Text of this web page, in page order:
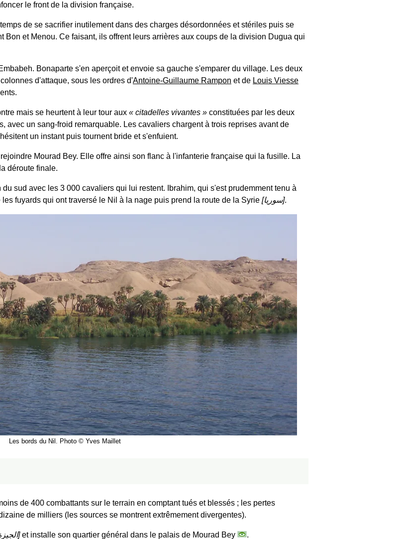
le front de la division française.
de se sacrifier inutilement dans des charges désordonnées et stériles puis se
Bon et Menou. Ce faisant, ils offrent leurs arrières aux coups de la division Dugua qui
Bonaparte s'en aperçoit et envoie sa gauche s'emparer du village. Les deux
d'attaque, sous les ordres d'Antoine-Guillaume Rampon et de Louis Viesse
mais se heurtent à leur tour aux citadelles vivantes
constituées par les deux
avec un sang-froid remarquable. Les cavaliers chargent à trois reprises avant de
un instant puis tournent bride et s'enfuient.
Mourad Bey. Elle offre ainsi son flanc à l'infanterie française qui la fusille. La
déroute finale.
sud avec les 3 000 cavaliers qui lui restent. Ibrahim, qui s'est prudemment tenu à
fuyards qui ont traversé le Nil à la nage puis prend la route de la Syrie [سوريا].
Les bords du Nil. Photo © Yves Maillet
de 400 combattants sur le terrain en comptant tués et blessés ; les pertes
de milliers (les sources se montrent extrêmement divergentes).
]et installe son quartier général dans le palais de Mourad Bey .